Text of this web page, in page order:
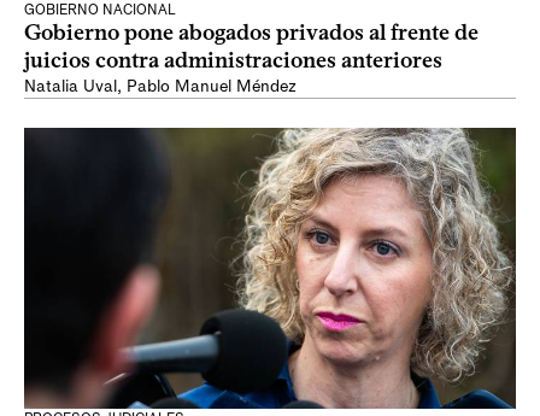
GOBIERNO NACIONAL
Gobierno pone abogados privados al frente de
juicios contra administraciones anteriores
Natalia Uval, Pablo Manuel Méndez